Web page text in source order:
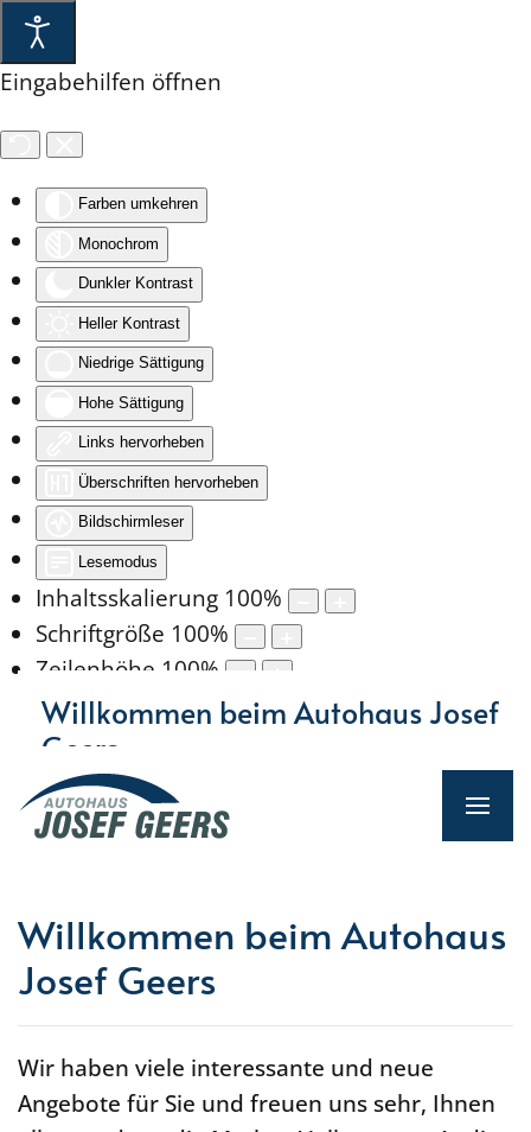
Eingabehilfen öffnen
Farben umkehren
Monochrom
Dunkler Kontrast
Heller Kontrast
Niedrige Sättigung
Hohe Sättigung
Links hervorheben
Überschriften hervorheben
Bildschirmleser
Lesemodus
Inhaltsskalierung 100%
Schriftgröße 100%
Zeilenhöhe 100%
Buchstabenabstand100 %
Skip to main content
Willkommen beim Autohaus Josef
Geers
05932 72080 WhatsApp)
Willkommen beim Autohaus
Josef Geers
Wir haben viele interessante und neue
Angebote für Sie und freuen uns sehr, Ihnen